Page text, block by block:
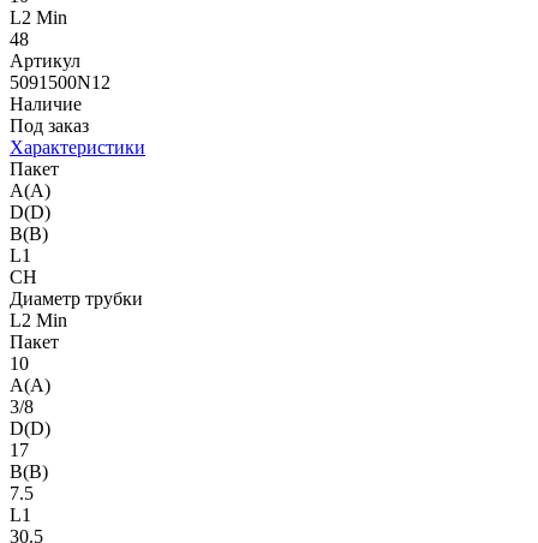
L2 Min
48
Артикул
5091500N12
Наличие
Под заказ
Характеристики
Пакет
A(A)
D(D)
B(B)
L1
CH
Диаметр трубки
L2 Min
Пакет
10
A(A)
3/8
D(D)
17
B(B)
7.5
L1
30.5